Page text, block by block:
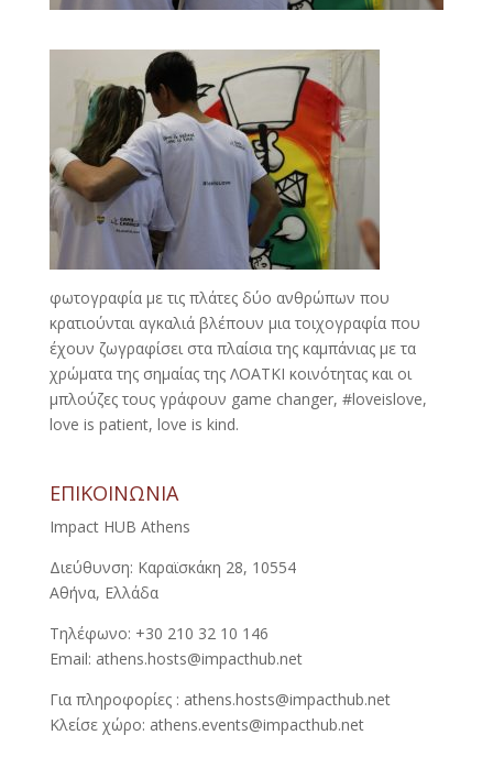
φωτογραφία με τις πλάτες δύο ανθρώπων που
κρατιούνται αγκαλιά βλέπουν μια τοιχογραφία που
έχουν ζωγραφίσει στα πλαίσια της καμπάνιας με τα
χρώματα της σημαίας της ΛΟΑΤΚΙ κοινότητας και οι
μπλούζες τους γράφουν game changer, #loveislove,
love is patient, love is kind.
ΕΠΙΚΟΙΝΩΝΙΑ
Impact HUB Athens
Διεύθυνση: Καραϊσκάκη 28, 10554
Αθήνα, Ελλάδα
Τηλέφωνο: +30 210 32 10 146
Email: athens.hosts@impacthub.net
Για πληροφορίες : athens.hosts@impacthub.net
Κλείσε χώρο: athens.events@impacthub.net